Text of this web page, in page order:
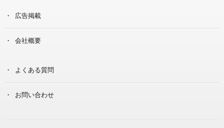
広告掲載
会社概要
よくある質問
お問い合わせ